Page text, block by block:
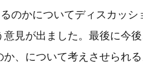
のかについてディスカッシ
見が出ました。最後に今
、について考えさせられ